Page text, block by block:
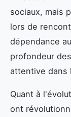
sociaux, mais
lors de
dépendance
profondeur
attentive dans
Quant à
ont